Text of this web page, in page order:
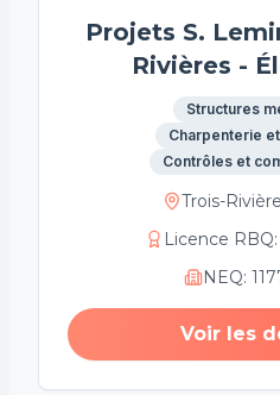
Projets S.
Rivières -
Structures
Charpenterie
Contrôles et
Trois-
Licence RBQ:
NEQ:
Voir les